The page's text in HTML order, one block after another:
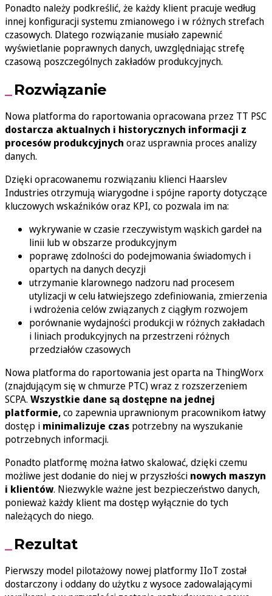
Ponadto należy podkreślić, że każdy klient pracuje według
innej konfiguracji systemu zmianowego i w różnych strefach
czasowych. Dlatego rozwiązanie musiało zapewnić
wyświetlanie poprawnych danych, uwzględniając strefę
czasową poszczególnych zakładów produkcyjnych.
Rozwiązanie
Nowa platforma do raportowania opracowana przez TT PSC
dostarcza aktualnych i historycznych informacji z
procesów produkcyjnych oraz usprawnia proces analizy
danych.
Dzięki opracowanemu rozwiązaniu klienci Haarslev
Industries otrzymują wiarygodne i spójne raporty dotyczące
kluczowych wskaźników oraz KPI, co pozwala im na:
wykrywanie w czasie rzeczywistym wąskich gardeł na
linii lub w obszarze produkcyjnym
poprawę zdolności do podejmowania świadomych i
opartych na danych decyzji
utrzymanie klarownego nadzoru nad procesem
utylizacji w celu łatwiejszego zdefiniowania, zmierzenia
i wdrożenia celów związanych z ciągłym rozwojem
porównanie wydajności produkcji w różnych zakładach
i liniach produkcyjnych na przestrzeni różnych
przedziałów czasowych
Nowa platforma do raportowania jest oparta na ThingWorx
(znajdującym się w chmurze PTC) wraz z rozszerzeniem
SCPA. Wszystkie dane są dostępne na jednej
platformie,co zapewnia uprawnionym pracownikom łatwy
dostęp i minimalizuje czas potrzebny na wyszukanie
potrzebnych informacji.
Ponadto platformę można łatwo skalować, dzięki czemu
możliwe jest dodanie do niej w przyszłości nowych maszyn
i klientów. Niezwykle ważne jest bezpieczeństwo danych,
ponieważ każdy klient ma dostęp wyłącznie do tych
należących do niego.
Rezultat
Pierwszy model pilotażowy nowej platformy IIoT został
dostarczony i oddany do użytku z wysoce zadowalającymi